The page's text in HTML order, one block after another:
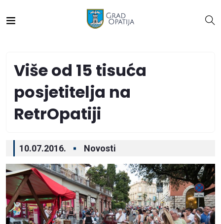
Više od 15 tisuća
posjetitelja na
RetrOpatiji
10.07.2016. Novosti